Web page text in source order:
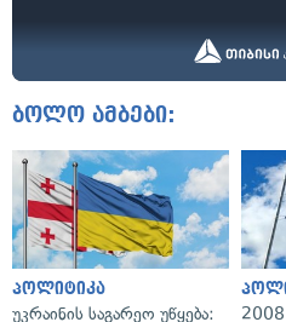
ბოლო ამბები:
პოლიტიკა
უკრაინის საგარეო უწყება:
2008